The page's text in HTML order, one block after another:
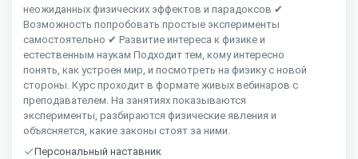
неожиданных физических эффектов и парадоксов ✔
Возможность попробовать простые эксперименты
самостоятельно ✔ Развитие интереса к физике и
естественным наукам Подходит тем, кому интересно
понять, как устроен мир, и посмотреть на физику с новой
стороны. Курс проходит в формате живых вебинаров с
преподавателем. На занятиях показываются
эксперименты, разбираются физические явления и
объясняется, какие законы стоят за ними.
Персональный наставник